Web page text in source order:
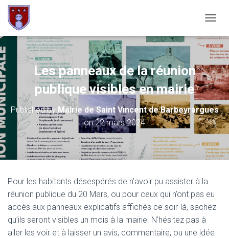
Les panneaux de la réunion
publique visibles en mairie
Published by Mairie de Saint Vincent de Barbeyrargues
on22 mars 2024
Pour les habitants désespérés de n’avoir pu assister à la
réunion publique du 20 Mars, ou pour ceux qui n’ont pas eu
accès aux panneaux explicatifs affichés ce soir-là, sachez
qu’ils seront visibles un mois à la mairie. N’hésitez pas à
aller les voir et à laisser un avis, commentaire, ou une idée